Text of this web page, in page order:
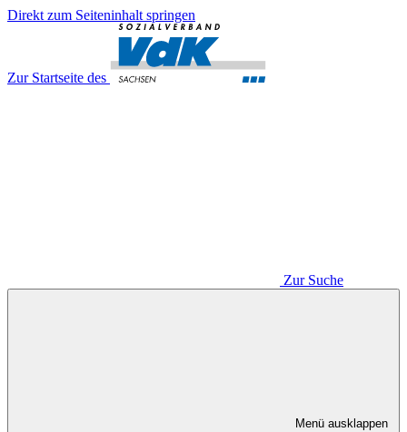
Direkt zum Seiteninhalt springen
Zur Startseite des
Zur Suche
Menü ausklappen